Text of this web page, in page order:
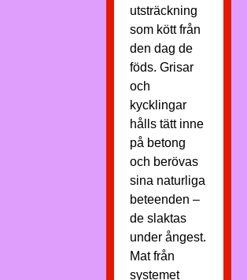
utsträckning
som kött från
den dag de
föds. Grisar
och
kycklingar
hålls tätt inne
på betong
och berövas
sina naturliga
beteenden –
de slaktas
under ångest.
Mat från
systemet